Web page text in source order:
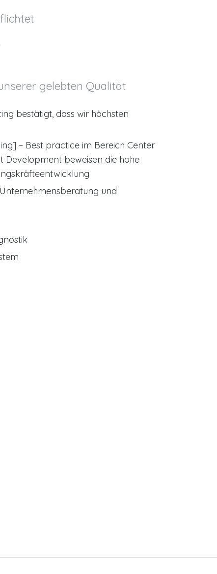
gelebten Qualität
bestätigt, dass wir höchsten
– Best practice im Bereich Center
Development beweisen die hohe
und